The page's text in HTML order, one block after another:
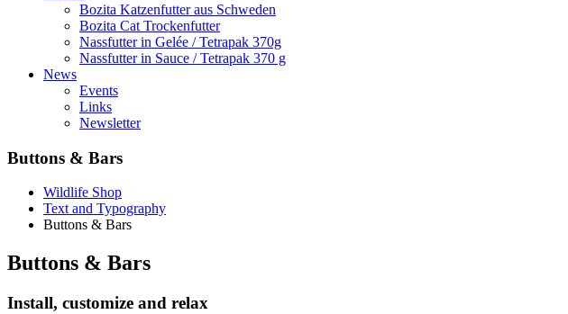
Bozita Katzenfutter aus Schweden
Bozita Cat Trockenfutter
Nassfutter in Gelée / Tetrapak 370g
Nassfutter in Sauce / Tetrapak 370 g
News
Events
Links
Newsletter
Buttons & Bars
Wildlife Shop
Text and Typography
Buttons & Bars
Buttons & Bars
Install, customize and relax